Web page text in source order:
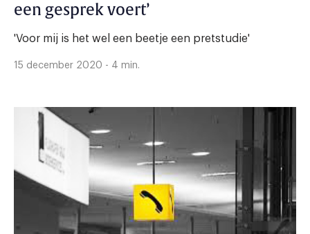
een gesprek voert’
'Voor mij is het wel een beetje een pretstudie'
15 december 2020 - 4 min.